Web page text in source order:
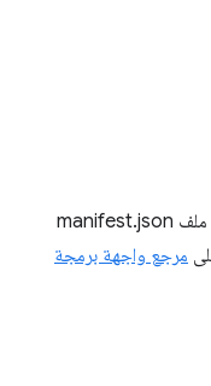
الطلبات الصوتية هي مجموعات من المفاتيح تستدعي ميزة إضافة. يمكنك تحديد مجموعات المفاتيح في ملف manifest.json
مرجع واجهة برمجة